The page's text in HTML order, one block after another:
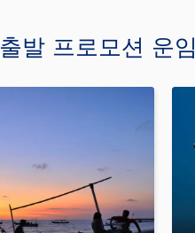
출발 프로모션 운임